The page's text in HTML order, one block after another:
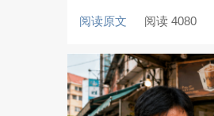
阅读原文 阅读 4080